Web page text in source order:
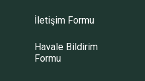
Gönder
İletişim Formu
Havale Bildirim
Formu